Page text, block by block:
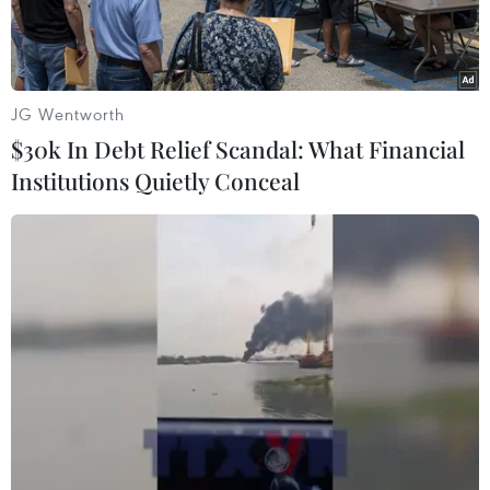
Cao tốc Bến Lức-Long Thành đoạn qua rừng ngập mặn huyện
Nhơn Trạch (Đồng Nai). (Ảnh: Công Phong/TTXVN)
Thủ tướng Chính phủ đã có Quyết định số
1145/QĐ-TTg phê duyệt phương án đầu tư bổ
sung vốn điều lệ Công ty mẹ - Tổng công ty Đầu
tư phát triển đường cao tốc Việt Nam (VEC) giai
đoạn năm 2024-2026.
JG Wentworth
$30k In Debt Relief Scandal: What Financial
Institutions Quietly Conceal